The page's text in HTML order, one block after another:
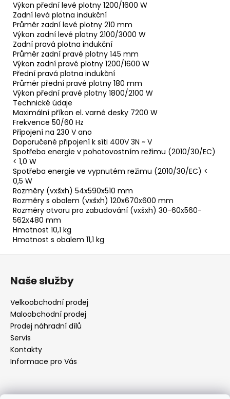
Výkon přední levé plotny 1200/1600 W
Zadní levá plotna indukční
Průměr zadní levé plotny 210 mm
Výkon zadní levé plotny 2100/3000 W
Zadní pravá plotna indukční
Průměr zadní pravé plotny 145 mm
Výkon zadní pravé plotny 1200/1600 W
Přední pravá plotna indukční
Průměr přední pravé plotny 180 mm
Výkon přední pravé plotny 1800/2100 W
Technické údaje
Maximální příkon el. varné desky 7200 W
Frekvence 50/60 Hz
Připojení na 230 V ano
Doporučené připojení k síti 400V 3N ~ V
Spotřeba energie v pohotovostním režimu (2010/30/EC)
< 1,0 W
Spotřeba energie ve vypnutém režimu (2010/30/EC) <
0,5 W
Rozměry (vxšxh) 54x590x510 mm
Rozměry s obalem (vxšxh) 120x670x600 mm
Rozměry otvoru pro zabudování (vxšxh) 30-60x560-
562x480 mm
Hmotnost 10,1 kg
Hmotnost s obalem 11,1 kg
Naše služby
Velkoobchodní prodej
Maloobchodní prodej
Prodej náhradní dílů
Servis
Kontakty
Informace pro Vás